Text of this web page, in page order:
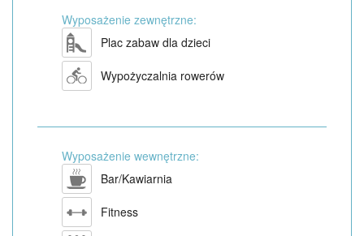
Wyposażenie zewnętrzne:
Plac zabaw dla dzieci
Wypożyczalnia rowerów
Wyposażenie wewnętrzne:
Bar/Kawiarnia
Fitness